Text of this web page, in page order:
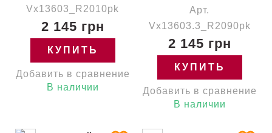
Vx13603_R2010pk
2 145 грн
КУПИТЬ
Добавить в сравнение
В наличии
Арт.
Vx13603.3_R2090pk
2 145 грн
КУПИТЬ
Добавить в сравнение
В наличии